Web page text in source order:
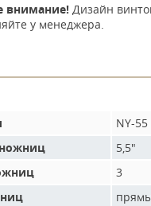
внимание! Дизайн
у менеджера.
NY-55
5,5"
3